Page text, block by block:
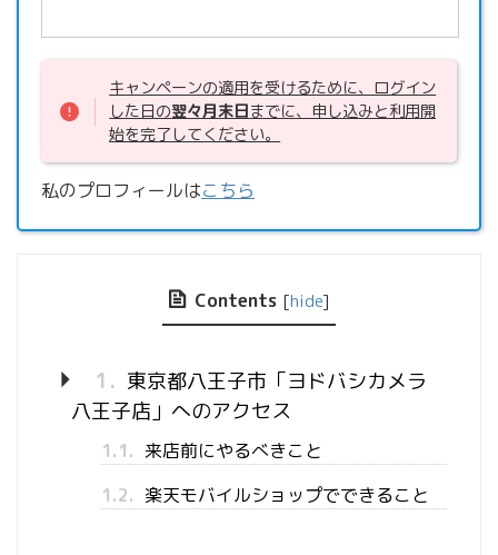
キャンペーンの適用を受けるために、ログイン
した日の翌々月末日までに、申し込みと利用開
始を完了してください。
私のプロフィールはこちら
Contents [hide]
1. 東京都八王子市「ヨドバシカメラ
八王子店」へのアクセス
1.1. 来店前にやるべきこと
1.2. 楽天モバイルショップでできること